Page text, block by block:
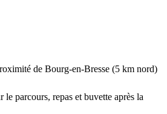
de Bourg-en-Bresse (5 km nord)
parcours, repas et buvette après la